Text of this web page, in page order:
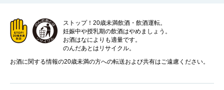
ストップ！20歳未満飲酒・飲酒運転。
妊娠中や授乳期の飲酒はやめましょう。
お酒はなによりも適量です。
のんだあとはリサイクル。
お酒に関する情報の20歳未満の方への転送および共有はご遠慮ください。